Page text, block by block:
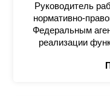
Руководитель
нормативно-
Федеральным
реализации